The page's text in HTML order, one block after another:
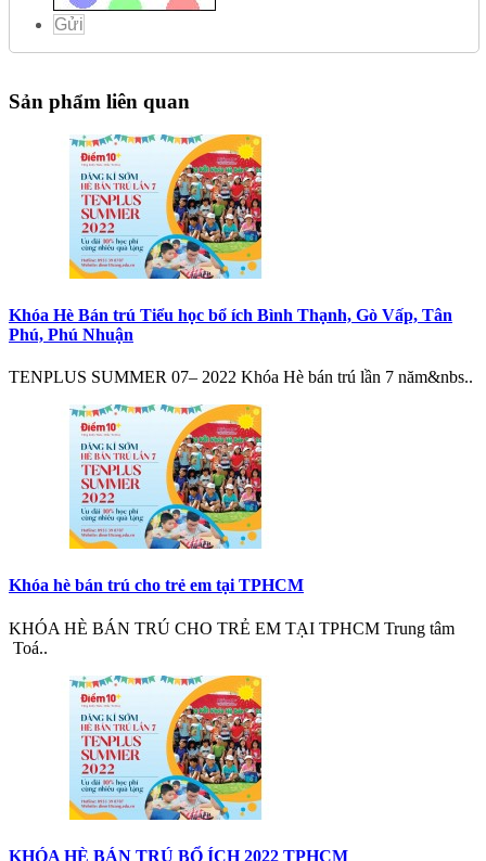
Gửi
Sản phẩm liên quan
Khóa Hè Bán trú Tiểu học bổ ích Bình Thạnh, Gò Vấp, Tân
Phú, Phú Nhuận
TENPLUS SUMMER 07– 2022 Khóa Hè bán trú lần 7 năm&nbs..
Khóa hè bán trú cho trẻ em tại TPHCM
KHÓA HÈ BÁN TRÚ CHO TRẺ EM TẠI TPHCM Trung tâm
Toá..
KHÓA HÈ BÁN TRÚ BỔ ÍCH 2022 TPHCM